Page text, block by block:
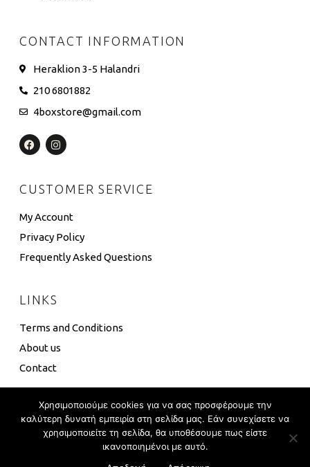
CONTACT INFORMATION
Heraklion 3-5 Halandri
210 6801882
4boxstore@gmail.com
CUSTOMER SERVICE
My Account
Privacy Policy
Frequently Asked Questions
LINKS
Terms and Conditions
About us
Contact
4 Box © Eshop Development Global Touch
Χρησιμοποιούμε cookies για να σας προσφέρουμε την
καλύτερη δυνατή εμπειρία στη σελίδα μας. Εάν συνεχίσετε να
χρησιμοποιείτε τη σελίδα, θα υποθέσουμε πως είστε
ικανοποιημένοι με αυτό.